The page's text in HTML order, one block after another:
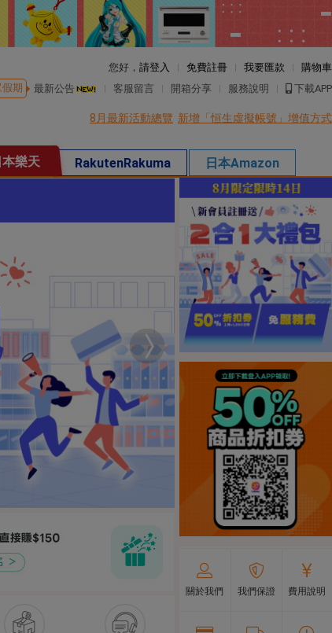
您好， 請登入 免費註冊 我要匯款
購物車
期 最新公告 客服留言 開箱分享 服務說明 下載APP
8月最新活動總覽 新增「恒生虛擬帳號」增值方式
本樂天 RakutenRakuma 日本Amazon
關於我們 我們保證 費用說明